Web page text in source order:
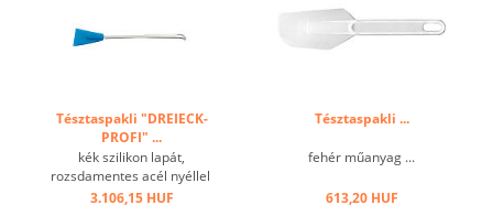
Tésztaspakli "DREIECK-
PROFI" ...
kék szilikon lapát,
rozsdamentes acél nyéllel
...
3.106,15 HUF
Tésztaspakli ...
fehér műanyag ...
613,20 HUF